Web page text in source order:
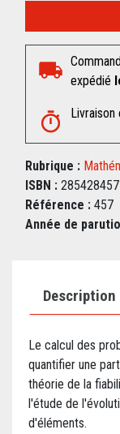
expédié
Rubrique :
ISBN :
Référence : 457
Année de
Description
Le calcul des
quantifier une
théorie de la
l'étude de
d'éléments.